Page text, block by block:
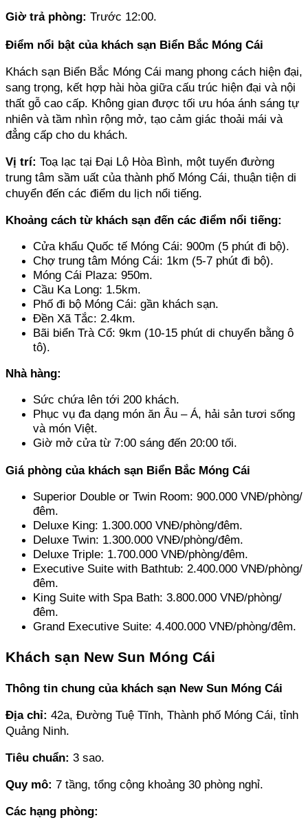
Giờ trả phòng: Trước 12:00.
Điểm nổi bật của khách sạn Biển Bắc Móng Cái
Khách sạn Biển Bắc Móng Cái mang phong cách hiện đại,
sang trọng, kết hợp hài hòa giữa cấu trúc hiện đại và nội
thất gỗ cao cấp. Không gian được tối ưu hóa ánh sáng tự
nhiên và tầm nhìn rộng mở, tạo cảm giác thoải mái và
đẳng cấp cho du khách.
Vị trí: Toạ lạc tại Đại Lộ Hòa Bình, một tuyến đường
trung tâm sầm uất của thành phố Móng Cái, thuận tiện di
chuyển đến các điểm du lịch nổi tiếng.
Khoảng cách từ khách sạn đến các điểm nổi tiếng:
Cửa khẩu Quốc tế Móng Cái: 900m (5 phút đi bộ).
Chợ trung tâm Móng Cái: 1km (5-7 phút đi bộ).
Móng Cái Plaza: 950m.
Cầu Ka Long: 1.5km.
Phố đi bộ Móng Cái: gần khách sạn.
Đền Xã Tắc: 2.4km.
Bãi biển Trà Cổ: 9km (10-15 phút di chuyển bằng ô
tô).
Nhà hàng:
Sức chứa lên tới 200 khách.
Phục vụ đa dạng món ăn Âu – Á, hải sản tươi sống
và món Việt.
Giờ mở cửa từ 7:00 sáng đến 20:00 tối.
Giá phòng của khách sạn Biển Bắc Móng Cái
Superior Double or Twin Room: 900.000 VNĐ/phòng/
đêm.
Deluxe King: 1.300.000 VNĐ/phòng/đêm.
Deluxe Twin: 1.300.000 VNĐ/phòng/đêm.
Deluxe Triple: 1.700.000 VNĐ/phòng/đêm.
Executive Suite with Bathtub: 2.400.000 VNĐ/phòng/
đêm.
King Suite with Spa Bath: 3.800.000 VNĐ/phòng/
đêm.
Grand Executive Suite: 4.400.000 VNĐ/phòng/đêm.
Khách sạn New Sun Móng Cái
Thông tin chung của khách sạn New Sun Móng Cái
Địa chỉ: 42a, Đường Tuệ Tĩnh, Thành phố Móng Cái, tỉnh
Quảng Ninh.
Tiêu chuẩn: 3 sao.
Quy mô: 7 tầng, tổng cộng khoảng 30 phòng nghỉ.
Các hạng phòng: